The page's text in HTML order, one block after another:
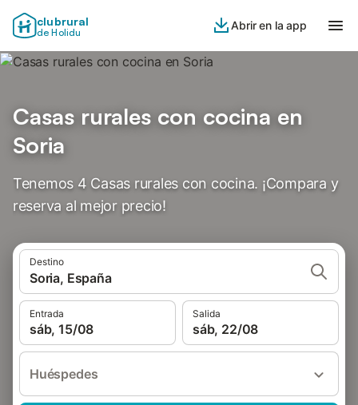
clubrural
de Holidu
Abrir en la app
Casas rurales con cocina en
Soria
Tenemos 4 Casas rurales con cocina. ¡Compara y
reserva al mejor precio!
Destino
Soria, España
Entrada
sáb, 15/08
Salida
sáb, 22/08
Huéspedes